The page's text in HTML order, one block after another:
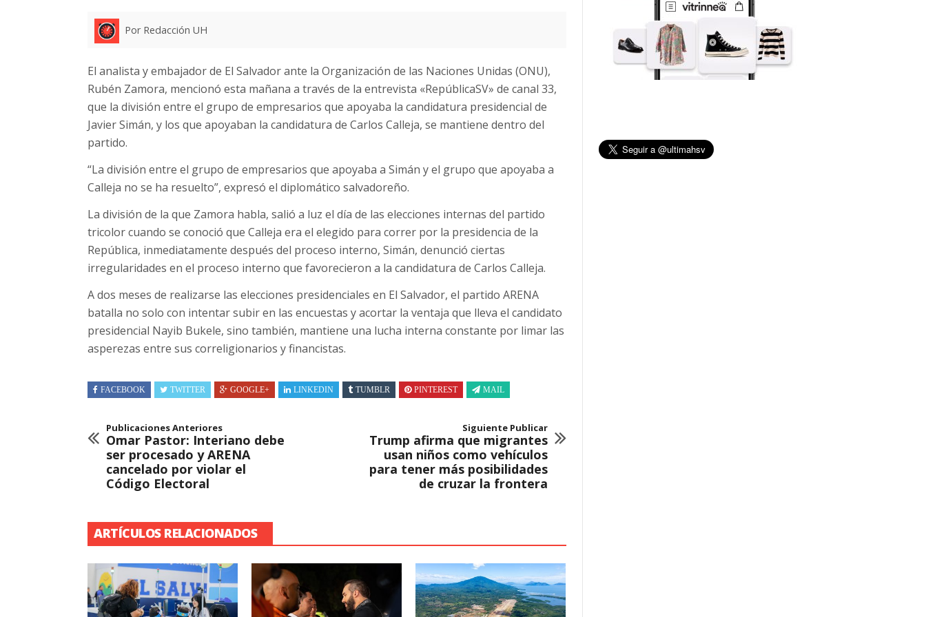
Por Redacción UH
El analista y embajador de El Salvador ante la Organización de las Naciones Unidas (ONU),
Rubén Zamora, mencionó esta mañana a través de la entrevista «RepúblicaSV» de canal 33,
que la división entre el grupo de empresarios que apoyaba la candidatura presidencial de
Javier Simán, y los que apoyaban la candidatura de Carlos Calleja, se mantiene dentro del
partido.
“La división entre el grupo de empresarios que apoyaba a Simán y el grupo que apoyaba a
Calleja no se ha resuelto”, expresó el diplomático salvadoreño.
La división de la que Zamora habla, salió a luz el día de las elecciones internas del partido
tricolor cuando se conoció que Calleja era el elegido para correr por la presidencia de la
República, inmediatamente después del proceso interno, Simán, denunció ciertas
irregularidades en el proceso interno que favorecieron a la candidatura de Carlos Calleja.
A dos meses de realizarse las elecciones presidenciales en El Salvador, el partido ARENA
batalla no solo con intentar subir en las encuestas y acortar la ventaja que lleva el candidato
presidencial Nayib Bukele, sino también, mantiene una lucha interna constante por limar las
asperezas entre sus correligionarios y financistas.
FACEBOOK TWITTER GOOGLE+ LINKEDIN TUMBLR PINTEREST MAIL
Publicaciones Anteriores
Omar Pastor: Interiano debe
ser procesado y ARENA
cancelado por violar el
Código Electoral
Siguiente Publicar
Trump afirma que migrantes
usan niños como vehículos
para tener más posibilidades
de cruzar la frontera
ARTÍCULOS RELACIONADOS